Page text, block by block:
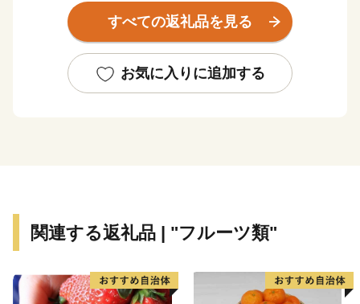
通じて感動できる景観が点在しています。中国山地屈指
の岡山県立森林公園、岡山を代表する紅葉スポット・奥
場・・・・・。鏡野町には、ここでしか味わえない楽し
さがあります。それぞれのスポットを巡って身も心もリ
谷の両側が鮮やかな紅色に染まり、10月下旬から11月
ップをはじめ、多彩なイベントや地域の特産品の販売な
どが楽しめます。美作三湯のひとつ、奥津温泉も近く、
すべての返礼品を見る
お気に入りに追加する
関連する返礼品 | "フルーツ類"